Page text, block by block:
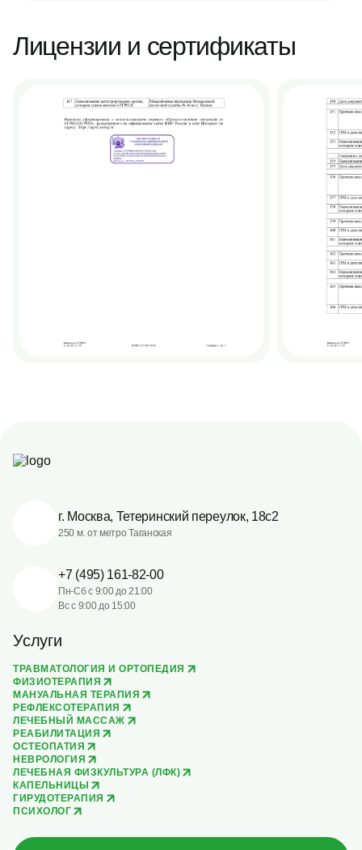
Лицензии и сертификаты
г. Москва, Тетеринский переулок, 18с2
250 м. от метро Таганская
+7 (495) 161-82-00
Пн-Сб с 9:00 до 21:00
Вс с 9:00 до 15:00
Услуги
ТРАВМАТОЛОГИЯ И ОРТОПЕДИЯ
ФИЗИОТЕРАПИЯ
МАНУАЛЬНАЯ ТЕРАПИЯ
РЕФЛЕКСОТЕРАПИЯ
ЛЕЧЕБНЫЙ МАССАЖ
РЕАБИЛИТАЦИЯ
ОСТЕОПАТИЯ
НЕВРОЛОГИЯ
ЛЕЧЕБНАЯ ФИЗКУЛЬТУРА (ЛФК)
КАПЕЛЬНИЦЫ
ГИРУДОТЕРАПИЯ
ПСИХОЛОГ